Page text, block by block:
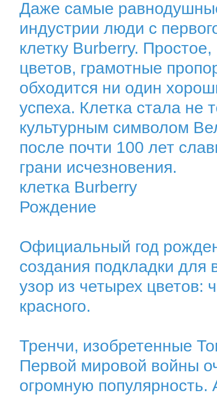
Даже самые
индустрии люди с
клетку Burberry.
цветов, грамотные
обходится ни один
успеха. Клетка стала не
культурным символом
после почти 100 лет
грани исчезновения.
клетка Burberry
Рождение
Официальный год
создания подкладки
узор из четырех цветов:
красного.
Тренчи, изобретенные
Первой мировой войны
огромную популярность.